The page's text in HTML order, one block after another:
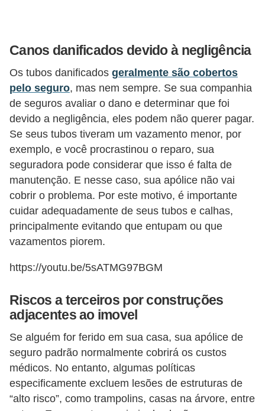
Canos danificados devido à negligência
Os tubos danificados geralmente são cobertos
pelo seguro, mas nem sempre. Se sua companhia
de seguros avaliar o dano e determinar que foi
devido a negligência, eles podem não querer pagar.
Se seus tubos tiveram um vazamento menor, por
exemplo, e você procrastinou o reparo, sua
seguradora pode considerar que isso é falta de
manutenção. E nesse caso, sua apólice não vai
cobrir o problema. Por este motivo, é importante
cuidar adequadamente de seus tubos e calhas,
principalmente evitando que entupam ou que
vazamentos piorem.
https://youtu.be/5sATMG97BGM
Riscos a terceiros por construções
adjacentes ao imovel
Se alguém for ferido em sua casa, sua apólice de
seguro padrão normalmente cobrirá os custos
médicos. No entanto, algumas políticas
especificamente excluem lesões de estruturas de
“alto risco”, como trampolins, casas na árvore, entre
s
t
o
d
r
e
n
d
a
N
g
c
ç
ã
o